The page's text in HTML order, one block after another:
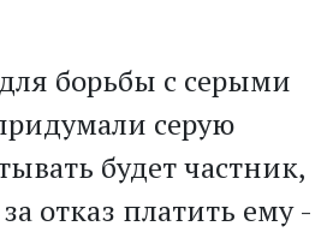
борьбы с серыми
серую
будет частник,
отказ платить ему -